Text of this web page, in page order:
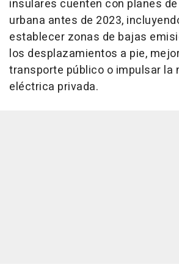
insulares cuenten con planes
urbana antes de 2023,
establecer zonas de bajas
los desplazamientos a pie,
transporte público o impulsar la
eléctrica privada.